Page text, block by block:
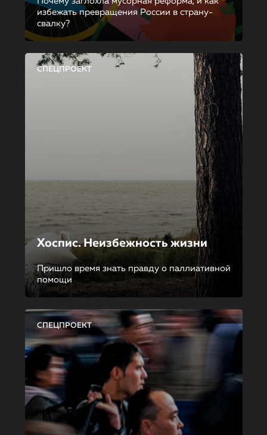
избежать превращения России в страну-
свалку?
СПЕЦПРОЕКТ
Хоспис. Неизбежность жизни
Пришло время знать правду о паллиативной
помощи
СПЕЦПРОЕКТ